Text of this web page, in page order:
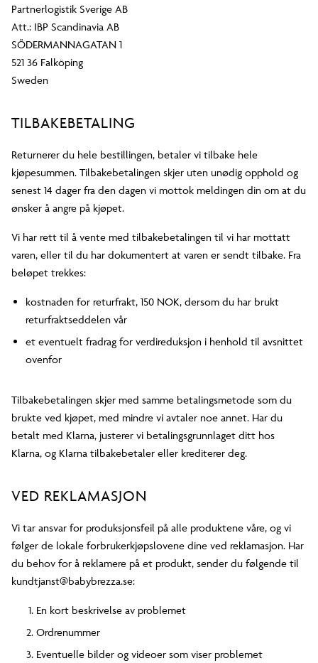
Partnerlogistik Sverige AB
Att.: IBP Scandinavia AB
SÖDERMANNAGATAN 1
521 36 Falköping
Sweden
TILBAKEBETALING
Returnerer du hele bestillingen, betaler vi tilbake hele
kjøpesummen. Tilbakebetalingen skjer uten unødig opphold og
senest 14 dager fra den dagen vi mottok meldingen din om at du
ønsker å angre på kjøpet.
Vi har rett til å vente med tilbakebetalingen til vi har mottatt
varen, eller til du har dokumentert at varen er sendt tilbake. Fra
beløpet trekkes:
kostnaden for returfrakt, 150 NOK, dersom du har brukt
returfraktseddelen vår
et eventuelt fradrag for verdireduksjon i henhold til avsnittet
ovenfor
Tilbakebetalingen skjer med samme betalingsmetode som du
brukte ved kjøpet, med mindre vi avtaler noe annet. Har du
betalt med Klarna, justerer vi betalingsgrunnlaget ditt hos
Klarna, og Klarna tilbakebetaler eller krediterer deg.
VED REKLAMASJON
Vi tar ansvar for produksjonsfeil på alle produktene våre, og vi
følger de lokale forbrukerkjøpslovene dine ved reklamasjon. Har
du behov for å reklamere på et produkt, sender du følgende til
kundtjanst@babybrezza.se:
En kort beskrivelse av problemet
Ordrenummer
Eventuelle bilder og videoer som viser problemet